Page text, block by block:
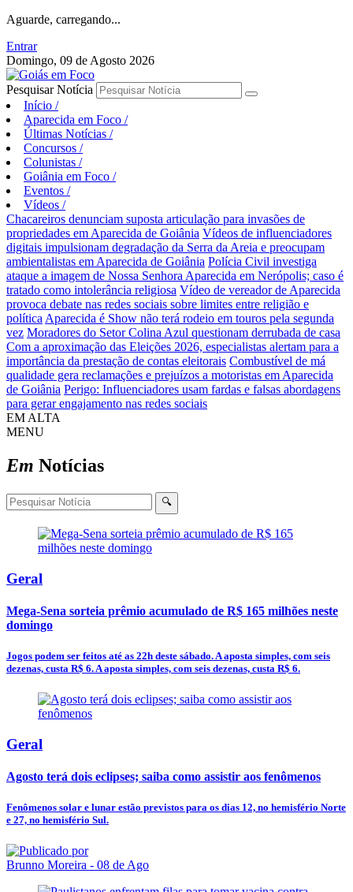
Aguarde, carregando...
Entrar
Domingo, 09 de Agosto 2026
Pesquisar Notícia
Início /
Aparecida em Foco /
Últimas Notícias /
Concursos /
Colunistas /
Goiânia em Foco /
Eventos /
Vídeos /
Chacareiros denunciam suposta articulação para invasões de
propriedades em Aparecida de Goiânia Vídeos de influenciadores
digitais impulsionam degradação da Serra da Areia e preocupam
ambientalistas em Aparecida de Goiânia Polícia Civil investiga
ataque a imagem de Nossa Senhora Aparecida em Nerópolis; caso é
tratado como intolerância religiosa Vídeo de vereador de Aparecida
provoca debate nas redes sociais sobre limites entre religião e
política Aparecida é Show não terá rodeio em touros pela segunda
vez Moradores do Setor Colina Azul questionam derrubada de casa
Com a aproximação das Eleições 2026, especialistas alertam para a
importância da prestação de contas eleitorais Combustível de má
qualidade gera reclamações e prejuízos a motoristas em Aparecida
de Goiânia Perigo: Influenciadores usam fardas e falsas abordagens
para gerar engajamento nas redes sociais
EM ALTA
MENU
Em Notícias
🔍
Geral
Mega-Sena sorteia prêmio acumulado de R$ 165 milhões neste
domingo
Jogos podem ser feitos até as 22h deste sábado. A aposta simples, com seis
dezenas, custa R$ 6. A aposta simples, com seis dezenas, custa R$ 6.
Geral
Agosto terá dois eclipses; saiba como assistir aos fenômenos
Fenômenos solar e lunar estão previstos para os dias 12, no hemisfério Norte
e 27, no hemisfério Sul.
Brunno Moreira - 08 de Ago